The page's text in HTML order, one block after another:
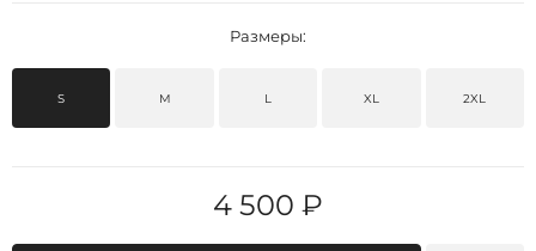
Размеры:
S M L XL 2XL
4 500 ₽